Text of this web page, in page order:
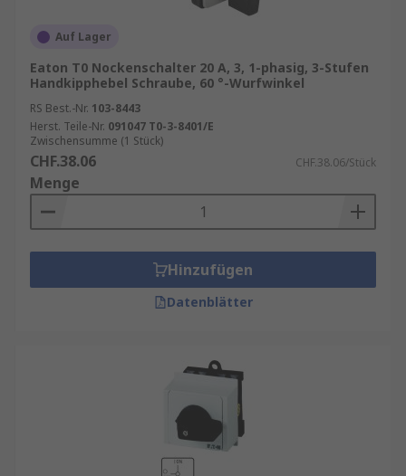
Auf Lager
Eaton T0 Nockenschalter 20 A, 3, 1-phasig, 3-Stufen
Handkipphebel Schraube, 60 °-Wurfwinkel
RS Best.-Nr. 103-8443
Herst. Teile-Nr. 091047 T0-3-8401/E
Zwischensumme (1 Stück)
CHF.38.06 CHF.38.06/Stück
Menge
Hinzufügen
Datenblätter